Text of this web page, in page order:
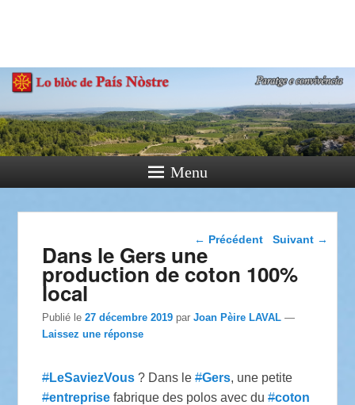
Paratge e Convivència
Menu
Navigation dans les
← Précédent Suivant →
Dans le Gers une
production de coton 100%
local
Publié le27 décembre 2019 parJoan Pèire LAVAL —
Laissez une réponse
#LeSaviezVous ? Dans le#Gers, une petite
#entreprise fabrique des polos avec du#coton